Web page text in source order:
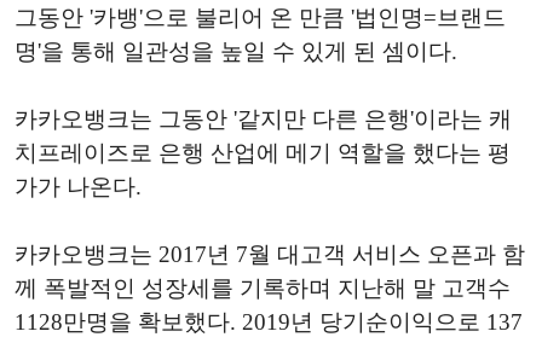
그동안 '카뱅'으로 불리어 온 만큼 '법인명=브랜드
명'을 통해 일관성을 높일 수 있게 된 셈이다.
카카오뱅크는 그동안 '같지만 다른 은행'이라는 캐
치프레이즈로 은행 산업에 메기 역할을 했다는 평
가가 나온다.
카카오뱅크는 2017년 7월 대고객 서비스 오픈과 함
께 폭발적인 성장세를 기록하며 지난해 말 고객수
1128만명을 확보했다. 2019년 당기순이익으로 137